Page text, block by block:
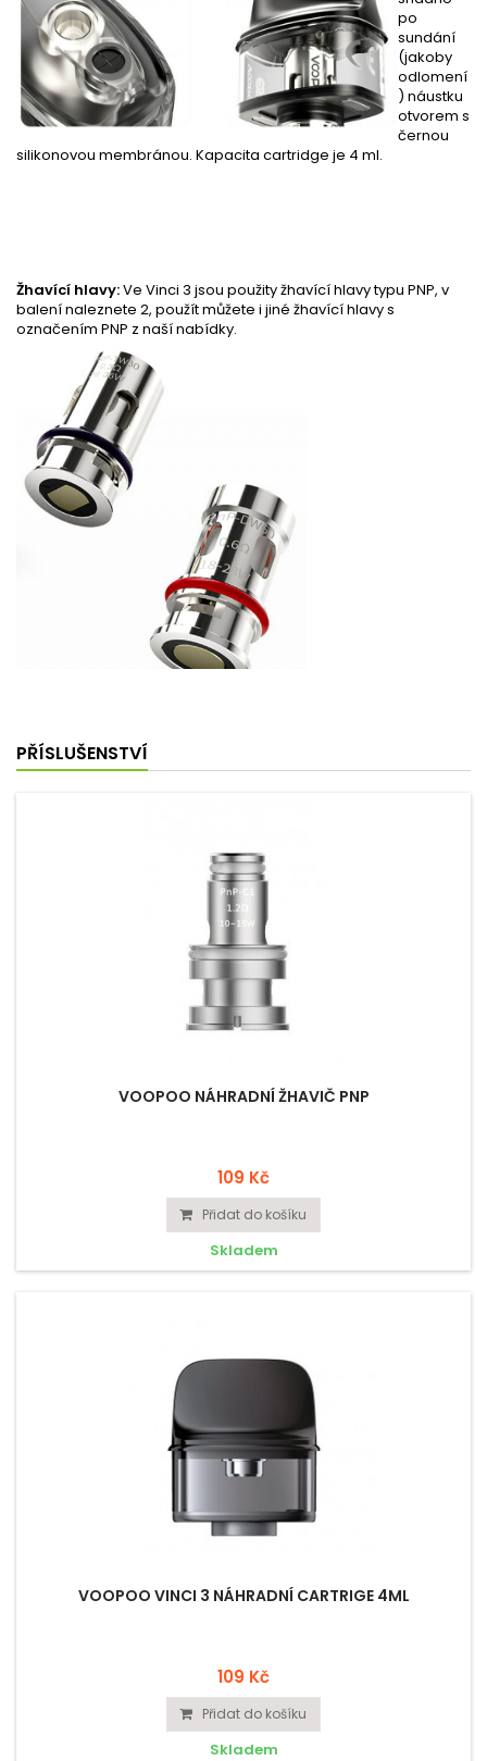
po
sundání
(jakoby
odlomení
) náustku
otvorem s
černou
silikonovou membránou. Kapacita cartridge je 4 ml.
Žhavící hlavy:Ve Vinci 3 jsou použity žhavící hlavy typu PNP, v
balení naleznete 2, použít můžete i jiné žhavící hlavy s
označením PNP z naší nabídky.
PŘÍSLUŠENSTVÍ
VOOPOO NÁHRADNÍ ŽHAVIČ PNP
109 Kč
Přidat do košíku
Skladem
VOOPOO VINCI 3 NÁHRADNÍ CARTRIGE 4ML
109 Kč
Přidat do košíku
Skladem